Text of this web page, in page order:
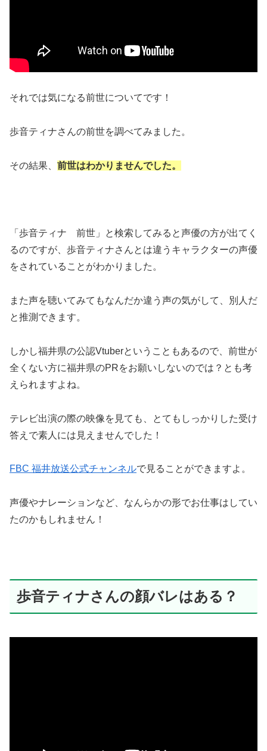
それでは気になる前世についてです！
歩音ティナさんの前世を調べてみました。
その結果、 前世はわかりませんでした。
「歩音ティナ 前世」と検索してみると声優の方が出てく
るのですが、歩音ティナさんとは違うキャラクターの声優
をされていることがわかりました。
また声を聴いてみてもなんだか違う声の気がして、別人だ
と推測できます。
しかし福井県の公認Vtuberということもあるので、前世が
全くない方に福井県のPRをお願いしないのでは？とも考
えられますよね。
テレビ出演の際の映像を見ても、とてもしっかりした受け
答えで素人には見えませんでした！
FBC 福井放送公式チャンネルで見ることができますよ。
声優やナレーションなど、なんらかの形でお仕事はしてい
たのかもしれません！
歩音ティナさんの顔バレはある？